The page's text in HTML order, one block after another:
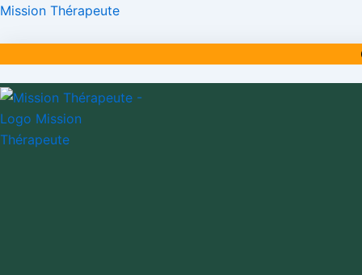
Aller
Mission Thérapeute